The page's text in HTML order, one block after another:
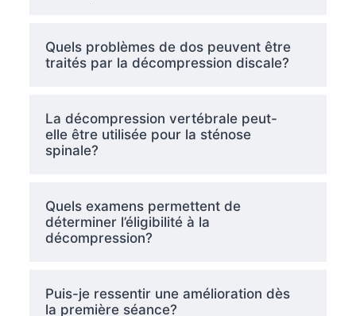
Quels problèmes de dos peuvent être
traités par la décompression discale?
La décompression vertébrale peut-
elle être utilisée pour la sténose
spinale?
Quels examens permettent de
déterminer l’éligibilité à la
décompression?
Puis-je ressentir une amélioration dès
la première séance?